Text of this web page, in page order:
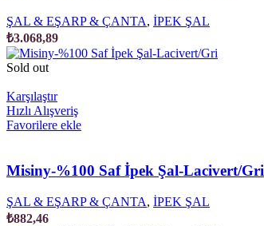
ŞAL & EŞARP & ÇANTA, İPEK ŞAL
₺3.068,89
Sold out
Karşılaştır
Hızlı Alışveriş
Favorilere ekle
Misiny-%100 Saf İpek Şal-Lacivert/Gri
ŞAL & EŞARP & ÇANTA, İPEK ŞAL
₺882,46